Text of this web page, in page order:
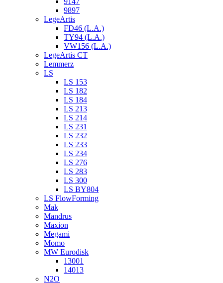
9897
LegeArtis
FD46 (L.A.)
TY94 (L.A.)
VW156 (L.A.)
LegeArtis CT
Lemmerz
LS
LS 153
LS 182
LS 184
LS 213
LS 214
LS 231
LS 232
LS 233
LS 234
LS 276
LS 283
LS 300
LS BY804
LS FlowForming
Mak
Mandrus
Maxion
Megami
Momo
MW Eurodisk
13001
14013
N2O